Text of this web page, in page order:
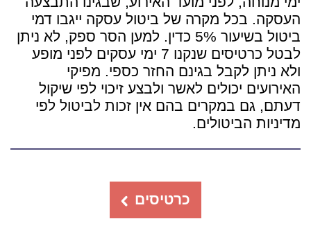
העסקה. בכל מקרה של ביטול עסקה ייגבו דמי
ביטול בשיעור 5% כדין. למען הסר ספק, לא ניתן
לבטל כרטיסים שנקנו 7 ימי עסקים לפני מופע
ולא ניתן לקבל בגינם החזר כספי. מפיקי
האירועים יכולים לאשר ולבצע זיכוי לפי שיקול
דעתם, גם במקרים בהם אין זכות לביטול לפי
מדיניות הביטולים.
כרטיסים